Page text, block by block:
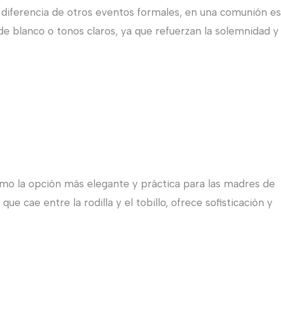
de otros eventos formales, en una comunión es
blanco o tonos claros, ya que refuerzan la solemnidad y
la opción más elegante y práctica para las madres de
cae entre la rodilla y el tobillo, ofrece sofisticación y